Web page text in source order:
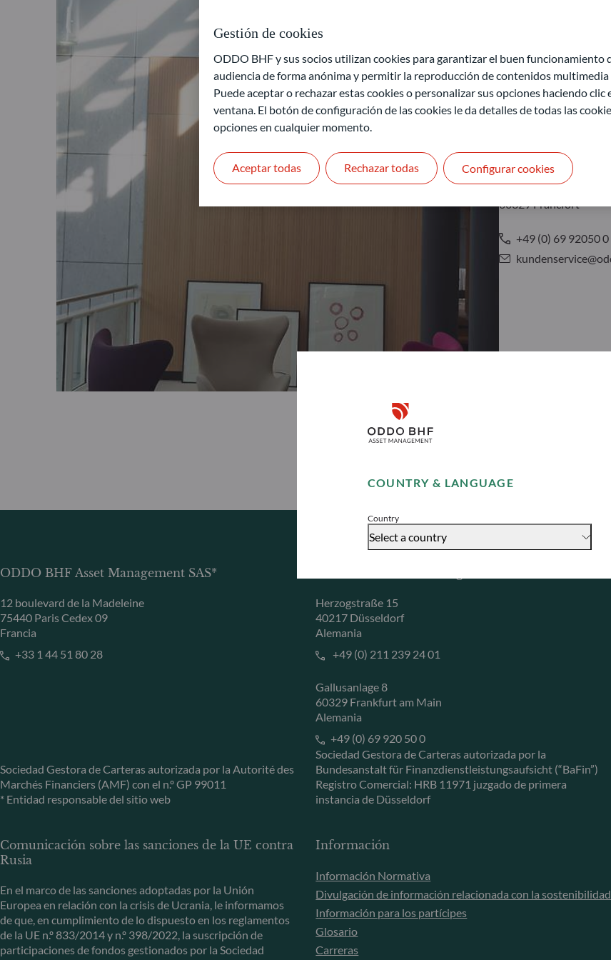
COUNTRY & LANGUAGE
Country
Select a country
Disclaimer
Accept
ODDO BHF AM GmbH
Gallusanlage 8
60329 Fráncfort
+49 (0) 69 92050 0
ODDO BHF Asset Management SAS*
12 boulevard de la Madeleine
75440 Paris Cedex 09
Francia
+33 1 44 51 80 28
Sociedad Gestora de Carteras autorizada por la Autorité des
Marchés Financiers (AMF) con el n.º GP 99011
* Entidad responsable del sitio web
Herzogstraße 15
40217 Düsseldorf
Alemania
+49 (0) 211 239 24 01
Gallusanlage 8
60329 Frankfurt am Main
Alemania
+49 (0) 69 920 50 0
Sociedad Gestora de Carteras autorizada por la
Bundesanstalt für Finanzdienstleistungsaufsicht (“BaFin”)
Registro Comercial: HRB 11971 juzgado de primera
instancia de Düsseldorf
Comunicación sobre las sanciones de la UE contra
Rusia
En el marco de las sanciones adoptadas por la Unión
Europea en relación con la crisis de Ucrania, le informamos
de que, en cumplimiento de lo dispuesto en los reglamentos
de la UE n.º 833/2014 y n.º 398/2022, la suscripción de
participaciones de fondos gestionados por la Sociedad
Información
Información Normativa
Divulgación de información relacionada con la sostenibilidad
Información para los partícipes
Glosario
Carreras
Gestión de cookies
ODDO BHF y sus socios utilizan cookies para garantizar el buen funcionamiento
audiencia de forma anónima y permitir la reproducción de contenidos
Puede aceptar o rechazar estas cookies o personalizar sus opciones haciendo clic
ventana. El botón de configuración de las cookies le da detalles de todas las
opciones en cualquier momento.
Rechazar todas
Aceptar todas Configurar cookies